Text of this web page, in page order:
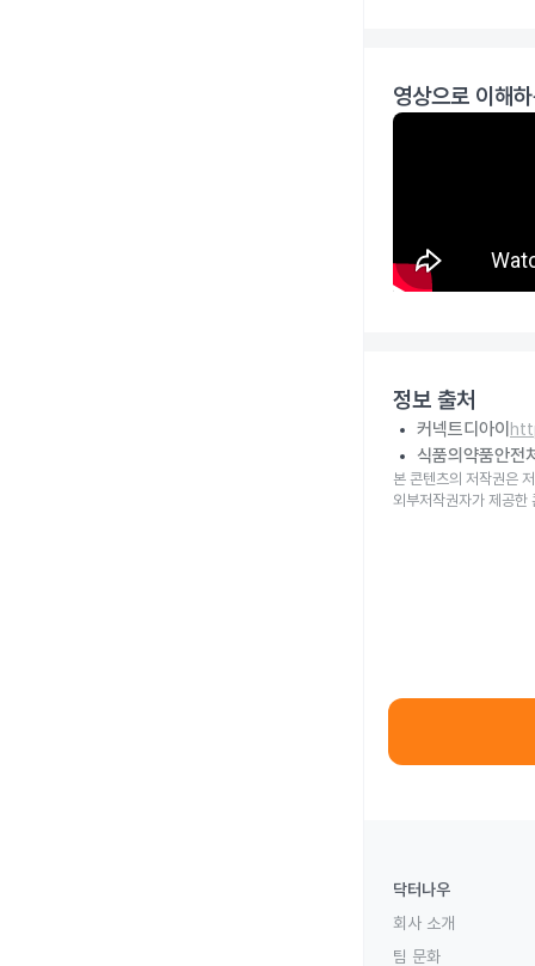
영상으로 이해
정보 출처
커넥트디아이
식품의약품안전
본 콘텐츠의 저작권은
외부저작권자가 제공한
닥터나우
회사 소개
팀 문화